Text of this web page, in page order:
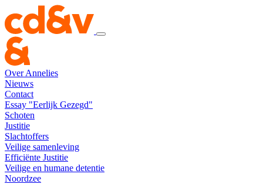
Over Annelies
Nieuws
Contact
Essay "Eerlijk Gezegd"
Schoten
Justitie
Slachtoffers
Veilige samenleving
Efficiënte Justitie
Veilige en humane detentie
Noordzee